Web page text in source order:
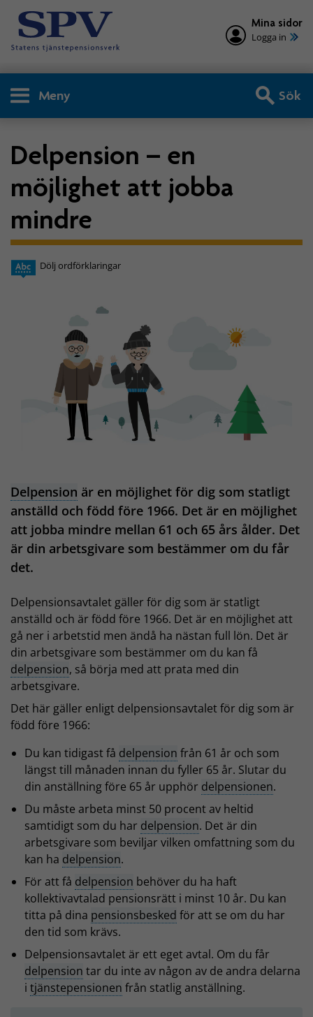
Mina sidor
Logga in
Meny Sök
Delpension – en
möjlighet att jobba
mindre
Dölj ordförklaringar
Delpension är en möjlighet för dig som statligt
anställd och född före 1966. Det är en möjlighet
att jobba mindre mellan 61 och 65 års ålder. Det
är din arbetsgivare som bestämmer om du får
det.
Delpensionsavtalet gäller för dig som är statligt
anställd och är född före 1966. Det är en möjlighet att
gå ner i arbetstid men ändå ha nästan full lön. Det är
din arbetsgivare som bestämmer om du kan få
delpension, så börja med att prata med din
arbetsgivare.
Det här gäller enligt delpensionsavtalet för dig som är
född före 1966:
Du kan tidigast få delpension från 61 år och som
längst till månaden innan du fyller 65 år. Slutar du
din anställning före 65 år upphör delpensionen.
Du måste arbeta minst 50 procent av heltid
samtidigt som du har delpension. Det är din
arbetsgivare som beviljar vilken omfattning som du
kan ha delpension.
För att få delpension behöver du ha haft
kollektivavtalad pensionsrätt i minst 10 år. Du kan
titta på dina pensionsbesked för att se om du har
den tid som krävs.
Delpensionsavtalet är ett eget avtal. Om du får
delpension tar du inte av någon av de andra delarna
i tjänstepensionen från statlig anställning.